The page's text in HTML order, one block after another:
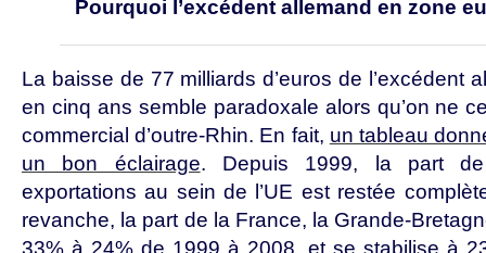
Pourquoi l’excédent allemand en zone
La baisse de 77 milliards d’euros de l’excédent
en cinq ans semble paradoxale alors qu’on ne
commercial d’outre-Rhin. En fait, un tableau
un bon éclairage. Depuis 1999, la part de
exportations au sein de l’UE est restée
revanche, la part de la France, la Grande-
33% à 24% de 1999 à 2008, et se stabilise à